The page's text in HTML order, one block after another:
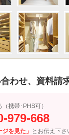
わせ、資料請
携帯･PHS可）
979-668
ジを見た」 とお伝え下さ